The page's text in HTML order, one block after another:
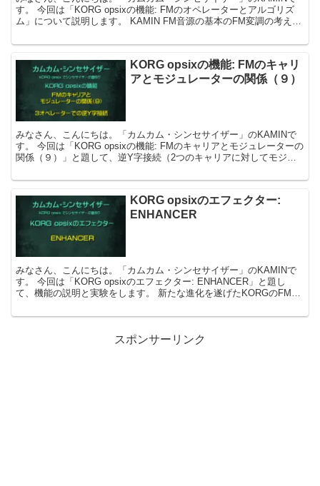
す。 今回は「KORG opsixの機能: FMのオペレーターとアルゴリズ
ム」について説明します。 KAMIN FM音源の基本のFM変調の考え方
KORG opsixの機能: FMのキャリ
アとモジュレーターの関係（９）
みなさん、こんにちは。「カムカム・シンセサイザー」のKAMINで
す。 今回は「KORG opsixの機能: FMのキャリアとモジュレーターの
関係（９）」と題して、逆Y字接続（2つのキャリアに対してモジュ
KORG opsixのエフェクター:
ENHANCER
みなさん、こんにちは。「カムカム・シンセサイザー」のKAMINで
す。 今回は「KORG opsixのエフェクター: ENHANCER」と題し
て、機能の説明と実験をします。 新たな進化を遂げたKORGのFMシ
スポンサーリンク